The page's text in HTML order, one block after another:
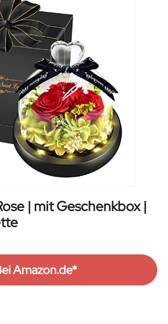
| mit Geschenkbox |
Amazon.de*